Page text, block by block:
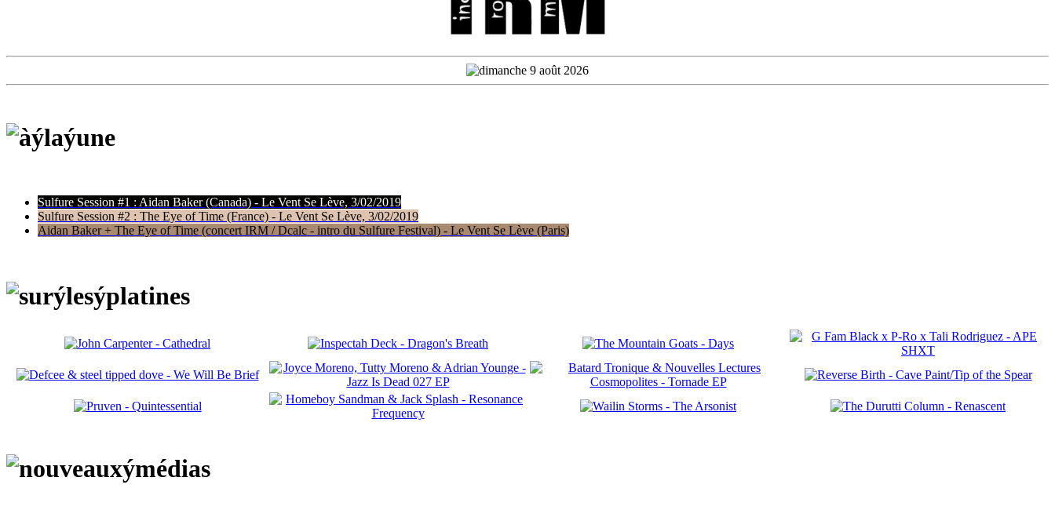
Sulfure Session #1 : Aidan Baker (Canada) - Le Vent Se Lève, 3/02/2019
Sulfure Session #2 : The Eye of Time (France) - Le Vent Se Lève, 3/02/2019
Aidan Baker + The Eye of Time (concert IRM / Dcalc - intro du Sulfure Festival) - Le Vent Se Lève (Paris)